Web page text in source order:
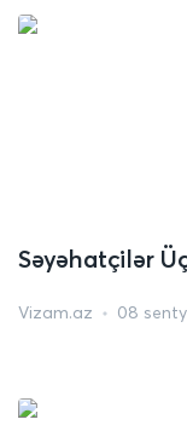
Səyəhatçilər
Vizam.az 08